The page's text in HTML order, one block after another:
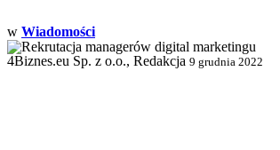
w Wiadomości
4Biznes.eu Sp. z o.o., Redakcja 9 grudnia 2022